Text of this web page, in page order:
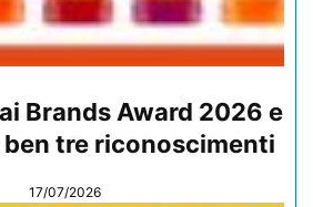
Brands Award 2026 e
tre riconoscimenti
17/07/2026